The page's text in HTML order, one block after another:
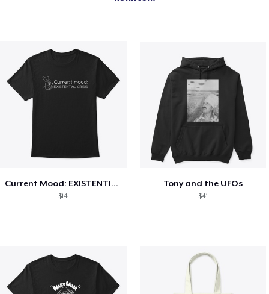
Current Mood: EXISTENTIAL CRISIS
$14
Tony and the UFOs
$41